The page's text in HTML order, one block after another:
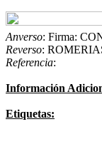
Anverso: Firma:
Reverso:
Referencia:
Información
Etiquetas: